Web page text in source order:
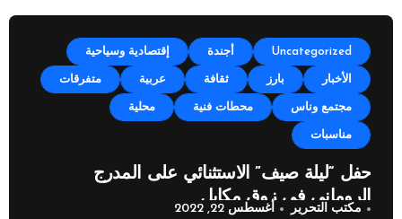
Uncategorized أجندة إقتصادية وسياحية
الأخبار بارز ثقافة عربية متفرقات
مجتمع وناس محطات فنية محلية
مناسبات
حفل “ليلة صيف” الاستثنائي على المدرج
الروماني في زوق مكايل
مكتب التحرير أغسطس 22, 2022